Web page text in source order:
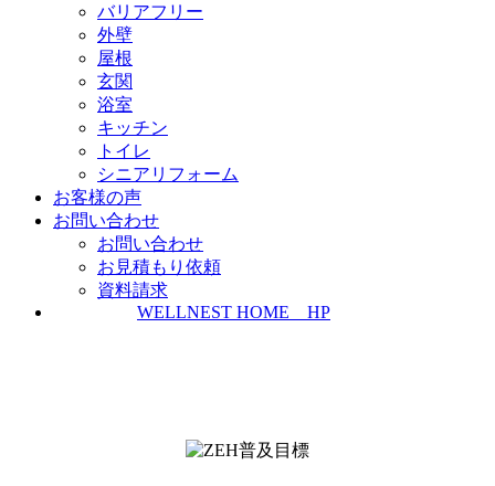
バリアフリー
外壁
屋根
玄関
浴室
キッチン
トイレ
シニアリフォーム
お客様の声
お問い合わせ
お問い合わせ
お見積もり依頼
資料請求
WELLNEST HOME HP